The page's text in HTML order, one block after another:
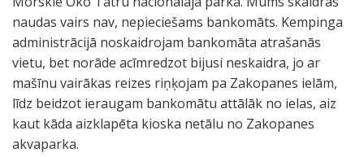
naudas vairs nav, nepieciešams bankomāts. Kempinga
administrācijā noskaidrojam bankomāta atrašanās
vietu, bet norāde acīmredzot bijusi neskaidra, jo ar
mašīnu vairākas reizes riņķojam pa Zakopanes ielām,
līdz beidzot ieraugam bankomātu attālāk no ielas, aiz
kaut kāda aizklapēta kioska netālu no Zakopanes
akvaparka.